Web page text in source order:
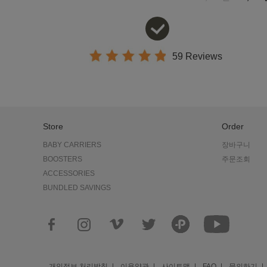
59 Reviews
Store
BABY CARRIERS
BOOSTERS
ACCESSORIES
BUNDLED SAVINGS
Order
장바구니
주문조회